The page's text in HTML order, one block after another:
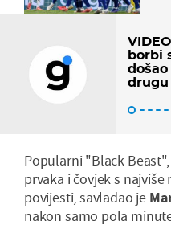
borbi
drugu
Popularni "Black
prvaka i čovjek s
povijesti, savladao je
nakon samo pola